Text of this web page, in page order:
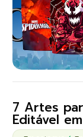
7 Artes
Editável